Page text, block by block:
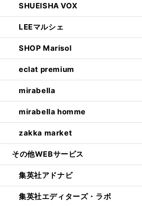
SHUEISHA VOX
LEEマルシェ
SHOP Marisol
eclat premium
mirabella
mirabella homme
zakka market
その他WEBサービス
集英社アドナビ
集英社エディターズ・ラボ